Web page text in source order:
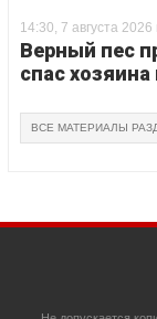
14:30, 7 августа 2026
Верный пес
спас
ВСЕ МАТЕРИАЛЫ